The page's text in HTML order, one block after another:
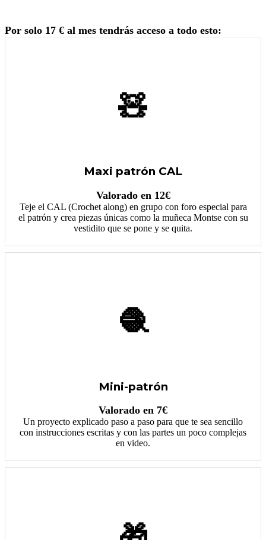
Por solo 17 € al mes tendrás acceso a todo esto:
🧸
Maxi patrón CAL
Valorado en 12€
Teje el CAL (Crochet along) en grupo con foro especial para
el patrón y crea piezas únicas como la muñeca Montse con su
vestidito que se pone y se quita.
🧶
Mini-patrón
Valorado en 7€
Un proyecto explicado paso a paso para que te sea sencillo
con instrucciones escritas y con las partes un poco complejas
en video.